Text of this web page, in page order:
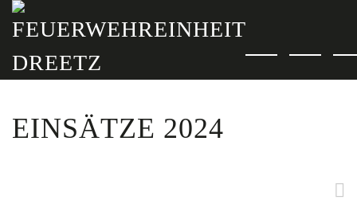
EINSÄTZE 2024